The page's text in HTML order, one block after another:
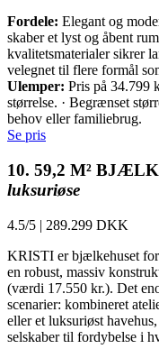
Fordele: Elegant og
skaber et lyst og åbent
kvalitetsmaterialer sikrer
velegnet til flere formål
Ulemper: Pris på 34.799
størrelse. · Begrænset
behov eller familiebrug.
Se pris
10. 59,2 M²
luksuriøse
4.5/5 | 289.299 DKK
KRISTI er bjælkehuset for
en robust, massiv
(værdi 17.550 kr.). Det
scenarier: kombineret
eller et luksuriøst
selskaber til fordybelse i